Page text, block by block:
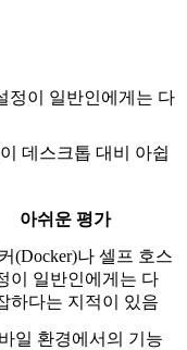
정이 일반인에게는 다
데스크톱 대비 아쉽
아쉬운 평가
(Docker)나 셀프 호스
이 일반인에게는 다
하다는 지적이 있음
일 환경에서의 기능